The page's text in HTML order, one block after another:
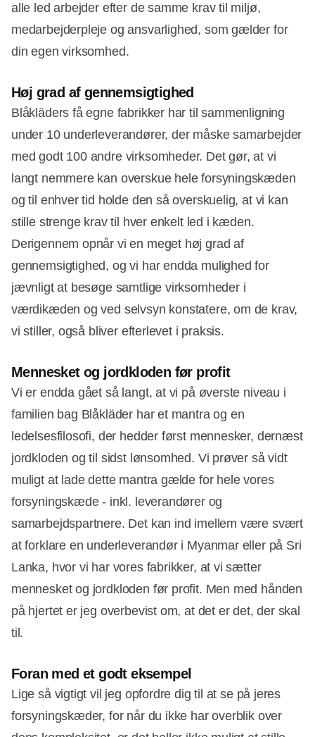
alle led arbejder efter de samme krav til miljø,
medarbejderpleje og ansvarlighed, som gælder for
din egen virksomhed.
Høj grad af gennemsigtighed
Blåkläders få egne fabrikker har til sammenligning
under 10 underleverandører, der måske samarbejder
med godt 100 andre virksomheder. Det gør, at vi
langt nemmere kan overskue hele forsyningskæden
og til enhver tid holde den så overskuelig, at vi kan
stille strenge krav til hver enkelt led i kæden.
Derigennem opnår vi en meget høj grad af
gennemsigtighed, og vi har endda mulighed for
jævnligt at besøge samtlige virksomheder i
værdikæden og ved selvsyn konstatere, om de krav,
vi stiller, også bliver efterlevet i praksis.
Mennesket og jordkloden før profit
Vi er endda gået så langt, at vi på øverste niveau i
familien bag Blåkläder har et mantra og en
ledelsesfilosofi, der hedder først mennesker, dernæst
jordkloden og til sidst lønsomhed. Vi prøver så vidt
muligt at lade dette mantra gælde for hele vores
forsyningskæde - inkl. leverandører og
samarbejdspartnere. Det kan ind imellem være svært
at forklare en underleverandør i Myanmar eller på Sri
Lanka, hvor vi har vores fabrikker, at vi sætter
mennesket og jordkloden før profit. Men med hånden
på hjertet er jeg overbevist om, at det er det, der skal
til.
Foran med et godt eksempel
Lige så vigtigt vil jeg opfordre dig til at se på jeres
forsyningskæder, for når du ikke har overblik over